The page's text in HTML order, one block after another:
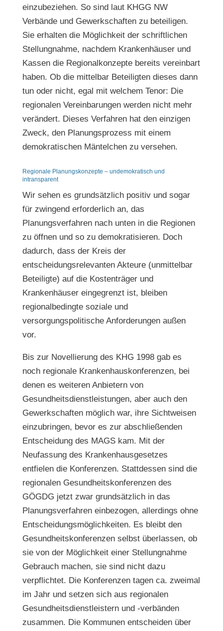
einzubeziehen. So sind laut KHGG NW
Verbände und Gewerkschaften zu beteiligen.
Sie erhalten die Möglichkeit der schriftlichen
Stellungnahme, nachdem Krankenhäuser und
Kassen die Regionalkonzepte bereits vereinbart
haben. Ob die mittelbar Beteiligten dieses dann
tun oder nicht, egal mit welchem Tenor: Die
regionalen Vereinbarungen werden nicht mehr
verändert. Dieses Verfahren hat den einzigen
Zweck, den Planungsprozess mit einem
demokratischen Mäntelchen zu versehen.
Regionale Planungskonzepte – undemokratisch und
intransparent
Wir sehen es grundsätzlich positiv und sogar
für zwingend erforderlich an, das
Planungsverfahren nach unten in die Regionen
zu öffnen und so zu demokratisieren. Doch
dadurch, dass der Kreis der
entscheidungsrelevanten Akteure (unmittelbar
Beteiligte) auf die Kostenträger und
Krankenhäuser eingegrenzt ist, bleiben
regionalbedingte soziale und
versorgungspolitische Anforderungen außen
vor.
Bis zur Novellierung des KHG 1998 gab es
noch regionale Krankenhauskonferenzen, bei
denen es weiteren Anbietern von
Gesundheitsdienstleistungen, aber auch den
Gewerkschaften möglich war, ihre Sichtweisen
einzubringen, bevor es zur abschließenden
Entscheidung des MAGS kam. Mit der
Neufassung des Krankenhausgesetzes
entfielen die Konferenzen. Stattdessen sind die
regionalen Gesundheitskonferenzen des
GÖGDG jetzt zwar grundsätzlich in das
Planungsverfahren einbezogen, allerdings ohne
Entscheidungsmöglichkeiten. Es bleibt den
Gesundheitskonferenzen selbst überlassen, ob
sie von der Möglichkeit einer Stellungnahme
Gebrauch machen, sie sind nicht dazu
verpflichtet. Die Konferenzen tagen ca. zweimal
im Jahr und setzen sich aus regionalen
Gesundheitsdienstleistern und -verbänden
zusammen. Die Kommunen entscheiden über